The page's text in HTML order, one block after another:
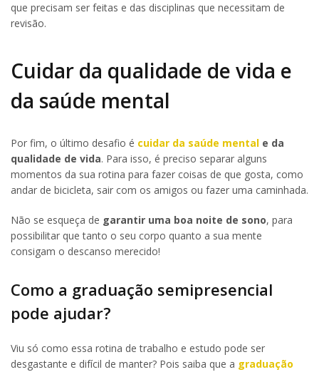
que precisam ser feitas e das disciplinas que necessitam de
revisão.
Cuidar da qualidade de vida e
da saúde mental
Por fim, o último desafio é cuidar da saúde mental e da
qualidade de vida. Para isso, é preciso separar alguns
momentos da sua rotina para fazer coisas de que gosta, como
andar de bicicleta, sair com os amigos ou fazer uma caminhada.
Não se esqueça de garantir uma boa noite de sono, para
possibilitar que tanto o seu corpo quanto a sua mente
consigam o descanso merecido!
Como a graduação semipresencial
pode ajudar?
Viu só como essa rotina de trabalho e estudo pode ser
desgastante e difícil de manter? Pois saiba que a graduação